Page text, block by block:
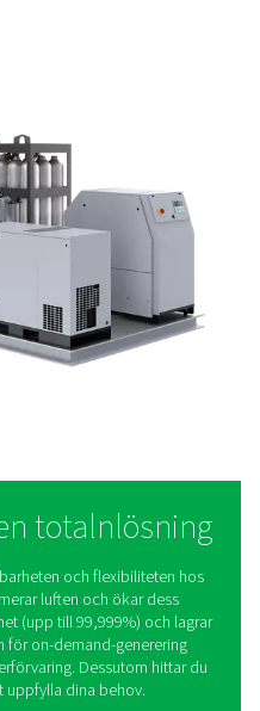
HE är ett allt-i-ett-
och 300 bars lagring.
koldioxidavtrycket med
på plats.
är ett fristående allt-i-
kvävgas med hög
byggd på en kompakt och
alla viktiga
luftbehandlingssystem,
nitrogengenerator,
i en enda plug-and-play-